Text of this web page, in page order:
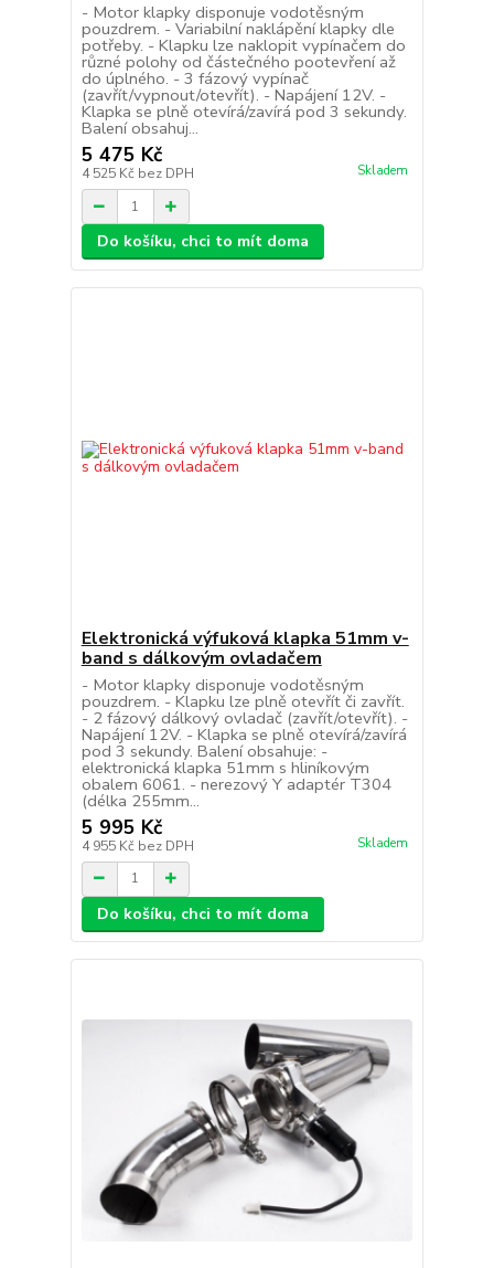
- Motor klapky disponuje vodotěsným
pouzdrem. - Variabilní naklápění klapky dle
potřeby. - Klapku lze naklopit vypínačem do
různé polohy od částečného pootevření až
do úplného. - 3 fázový vypínač
(zavřít/vypnout/otevřít). - Napájení 12V. -
Klapka se plně otevírá/zavírá pod 3 sekundy.
Balení obsahuj...
5 475 Kč
4 525 Kč bez DPH Skladem
Do košíku, chci to mít doma
Elektronická výfuková klapka 51mm v-
band s dálkovým ovladačem
- Motor klapky disponuje vodotěsným
pouzdrem. - Klapku lze plně otevřít či zavřít.
- 2 fázový dálkový ovladač (zavřít/otevřít). -
Napájení 12V. - Klapka se plně otevírá/zavírá
pod 3 sekundy. Balení obsahuje: -
elektronická klapka 51mm s hliníkovým
obalem 6061. - nerezový Y adaptér T304
(délka 255mm...
5 995 Kč
4 955 Kč bez DPH Skladem
Do košíku, chci to mít doma